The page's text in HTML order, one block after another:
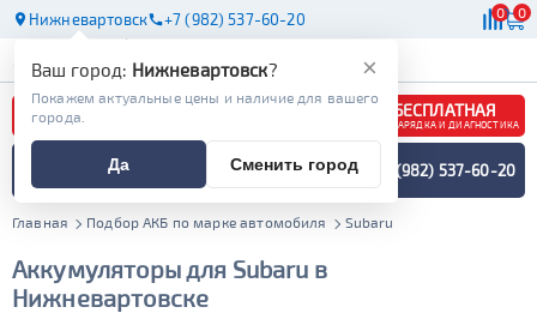
Нижневартовск +7 (982) 537-60-20 0 0
АКБ
БЕСПЛАТНАЯ
ЗАРЯДКА И ДИАГНОСТИКА
ПОДБОР АККУМУЛЯТОРА
СПЕЦИАЛИСТОМ +7 (982) 537-60-20
Главная Подбор АКБ по марке автомобиля Subaru
Аккумуляторы для Subaru в
Нижневартовске
×
Ваш город: Нижневартовск?
Покажем актуальные цены и наличие для вашего
города.
Да Сменить город